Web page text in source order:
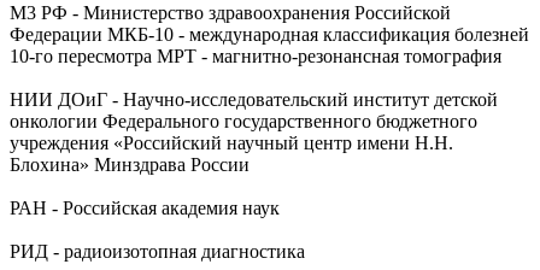
М3 РФ - Министерство здравоохранения Российской
Федерации МКБ-10 - международная классификация болезней
10-го пересмотра МРТ - магнитно-резонансная томография
НИИ ДОиГ - Научно-исследовательский институт детской
онкологии Федерального государственного бюджетного
учреждения «Российский научный центр имени Н.Н.
Блохина» Минздрава России
РАН - Российская академия наук
РИД - радиоизотопная диагностика